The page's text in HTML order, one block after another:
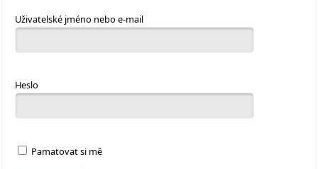
Uživatelské jméno nebo e-mail
Heslo
Pamatovat si mě